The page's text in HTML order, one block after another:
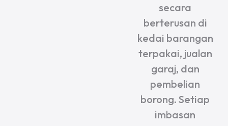
secara
berterusan di
kedai barangan
terpakai, jualan
garaj, dan
pembelian
borong. Setiap
imbasan